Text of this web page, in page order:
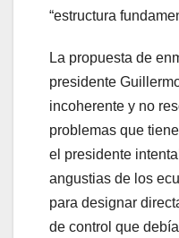
“estructura
La propuesta de
presidente
incoherente y no
problemas que
el presidente
angustias de los
para designar
de control que